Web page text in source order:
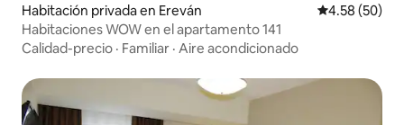
Habitación privada en Ereván Calificación
4.58 (50)
Habitaciones WOW en el apartamento 141
Calidad-precio · Familiar · Aire acondicionado